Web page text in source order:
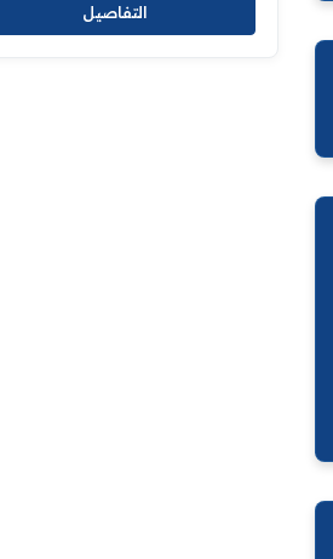
التفاصيل